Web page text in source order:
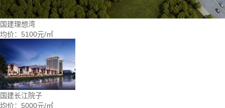
国建理想湾
均价： 5100元/㎡
国建长江院子
均价： 5000元/㎡